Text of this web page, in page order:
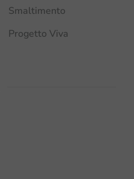
Smaltimento
Progetto Viva